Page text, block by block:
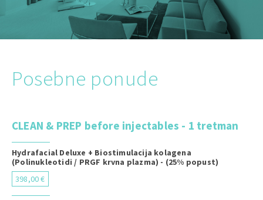
Posebne ponude
CLEAN & PREP before injectables - 1 tretman
Hydrafacial Deluxe + Biostimulacija kolagena
(Polinukleotidi / PRGF krvna plazma) - (25% popust)
398,00 €